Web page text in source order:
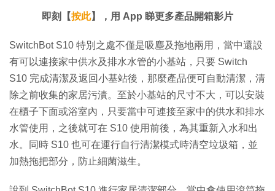
:
1
7
%
時
間
即刻【按此】，用 App 睇更多產品開箱影片
SwitchBot S10 特別之處不僅是吸塵及拖地兩用，當中還設
有可以連接家中供水及排水水管的小基站，只要 Switch
S10 完成清潔及返回小基站後，那麼產品便可自動清潔，清
除之前收集的家居污漬。至於小基站的尺寸不大，可以安裝
在櫃子下面或浴室內，只要當中可連接至家中的供水和排水
水管使用，之後就可在 S10 使用前後，為其重新入水和出
水。同時 S10 也可在運行自行清潔模式時清空垃圾箱，並
加熱拖把部分，防止細菌滋生。